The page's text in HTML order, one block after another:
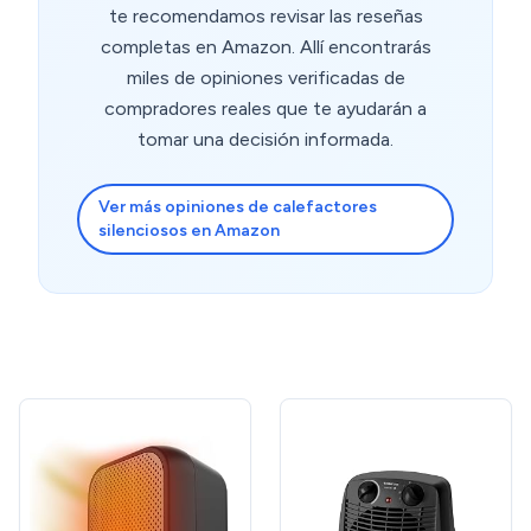
te recomendamos revisar las reseñas
completas en Amazon. Allí encontrarás
miles de opiniones verificadas de
compradores reales que te ayudarán a
tomar una decisión informada.
Ver más opiniones de calefactores
silenciosos en Amazon